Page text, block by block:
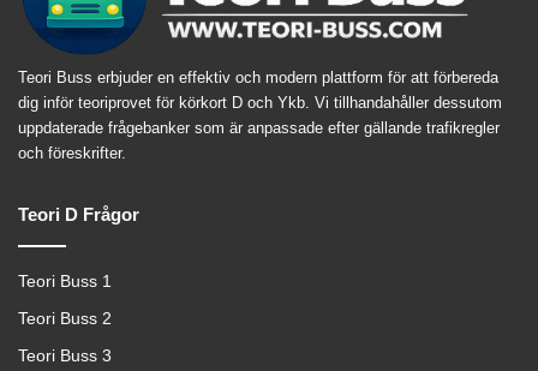
Teori Buss erbjuder en effektiv och modern plattform för att förbereda
dig inför teoriprovet för körkort D och Ykb. Vi tillhandahåller dessutom
uppdaterade frågebanker som är anpassade efter gällande trafikregler
och föreskrifter.
Teori D Frågor
Teori Buss 1
Teori Buss 2
Teori Buss 3